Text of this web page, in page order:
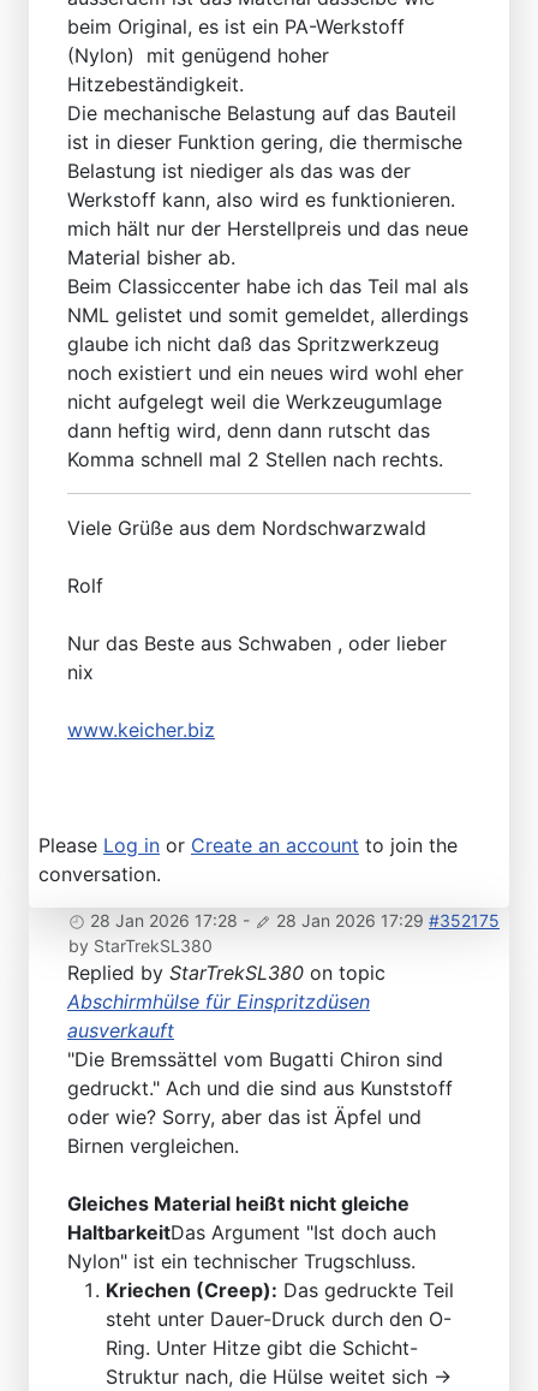
beim Original, es ist ein PA-Werkstoff
(Nylon) mit genügend hoher
Hitzebeständigkeit.
Die mechanische Belastung auf das Bauteil
ist in dieser Funktion gering, die thermische
Belastung ist niediger als das was der
Werkstoff kann, also wird es funktionieren.
mich hält nur der Herstellpreis und das neue
Material bisher ab.
Beim Classiccenter habe ich das Teil mal als
NML gelistet und somit gemeldet, allerdings
glaube ich nicht daß das Spritzwerkzeug
noch existiert und ein neues wird wohl eher
nicht aufgelegt weil die Werkzeugumlage
dann heftig wird, denn dann rutscht das
Komma schnell mal 2 Stellen nach rechts.
Viele Grüße aus dem Nordschwarzwald
Rolf
Nur das Beste aus Schwaben , oder lieber
nix
www.keicher.biz
Please Log in or Create an account to join the
conversation.
28 Jan 2026 17:28 - 28 Jan 2026 17:29 #352175
by StarTrekSL380
Replied by StarTrekSL380 on topic
Abschirmhülse für Einspritzdüsen
ausverkauft
"Die Bremssättel vom Bugatti Chiron sind
gedruckt." Ach und die sind aus Kunststoff
oder wie? Sorry, aber das ist Äpfel und
Birnen vergleichen.
Gleiches Material heißt nicht gleiche
HaltbarkeitDas Argument "Ist doch auch
Nylon" ist ein technischer Trugschluss.
Kriechen (Creep): Das gedruckte Teil
steht unter Dauer-Druck durch den O-
Ring. Unter Hitze gibt die Schicht-
Struktur nach, die Hülse weitet sich ->